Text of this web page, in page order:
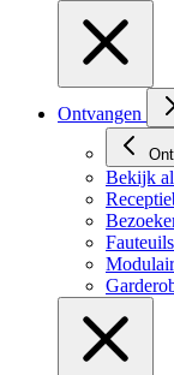
Ontvangen
Bekijk